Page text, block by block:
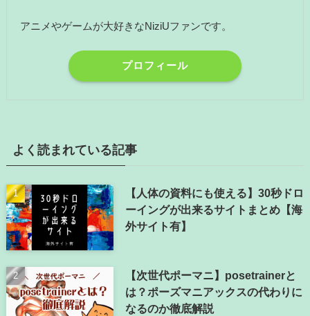
アニメやゲームが大好きなNiziUファンです。
プロフィール
よく読まれている記事
【人体の資料にも使える】30秒ドロ
ーイングが出来るサイトまとめ【海
外サイト有】
【次世代ポーマニ】posetrainerと
は？ポーズマニアックスの代わりに
なるのか徹底解説